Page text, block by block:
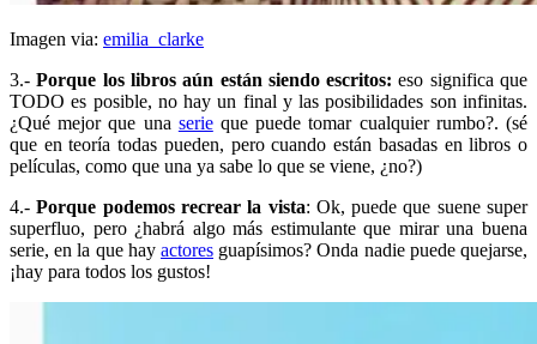
Imagen via: emilia_clarke
3.- Porque los libros aún están siendo escritos: eso significa que
TODO es posible, no hay un final y las posibilidades son infinitas.
¿Qué mejor que una serieque puede tomar cualquier rumbo?. (sé
que en teoría todas pueden, pero cuando están basadas en libros o
películas, como que una ya sabe lo que se viene, ¿no?)
4.-Porque podemos recrear la vista: Ok, puede que suene super
superfluo, pero ¿habrá algo más estimulante que mirar una buena
serie, en la que hay actores guapísimos? Onda nadie puede quejarse,
¡hay para todos los gustos!